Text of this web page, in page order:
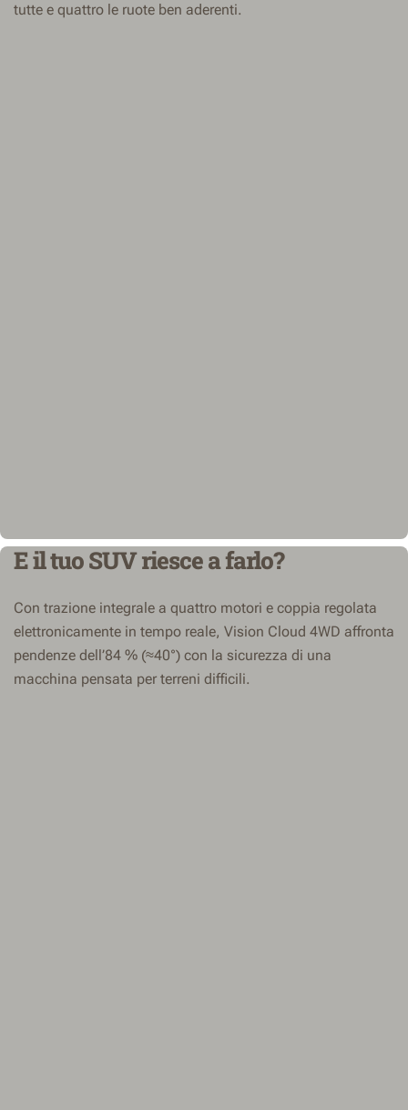
tutte e quattro le ruote ben aderenti.
E il tuo SUV riesce a farlo?
Con trazione integrale a quattro motori e coppia regolata
elettronicamente in tempo reale, Vision Cloud 4WD affronta
pendenze dell’84 % (≈40°) con la sicurezza di una
macchina pensata per terreni difficili.